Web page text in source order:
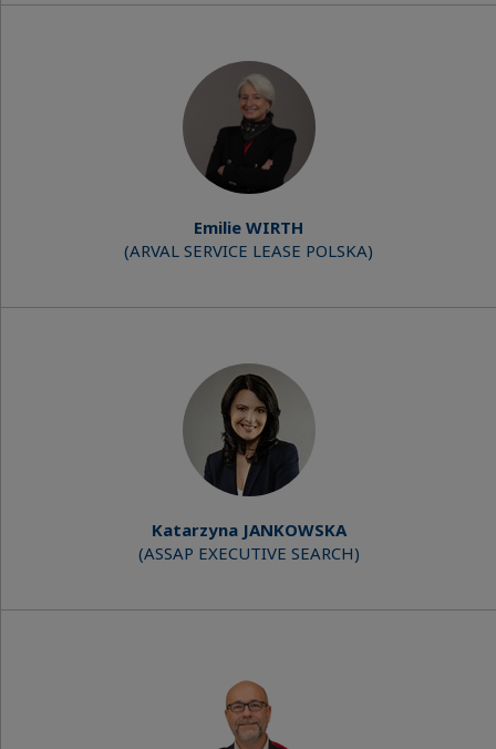
Emilie WIRTH
(ARVAL SERVICE LEASE POLSKA)
Katarzyna JANKOWSKA
(ASSAP EXECUTIVE SEARCH)